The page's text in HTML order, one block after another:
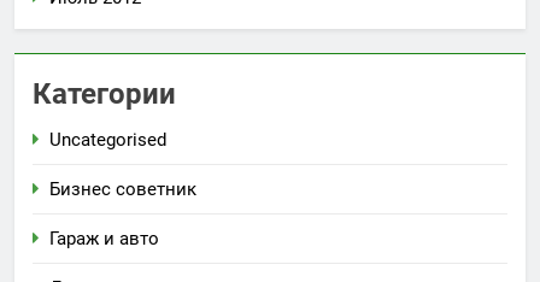
Категории
Uncategorised
Бизнес советник
Гараж и авто